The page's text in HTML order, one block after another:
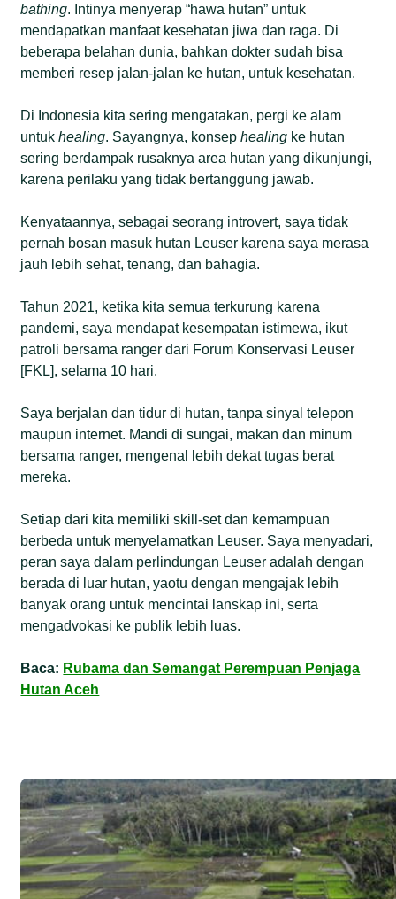
bathing. Intinya menyerap “hawa hutan” untuk
mendapatkan manfaat kesehatan jiwa dan raga. Di
beberapa belahan dunia, bahkan dokter sudah bisa
memberi resep jalan-jalan ke hutan, untuk kesehatan.
Di Indonesia kita sering mengatakan, pergi ke alam
untukhealing. Sayangnya, konsephealing ke hutan
sering berdampak rusaknya area hutan yang dikunjungi,
karena perilaku yang tidak bertanggung jawab.
Kenyataannya, sebagai seorang introvert, saya tidak
pernah bosan masuk hutan Leuser karena saya merasa
jauh lebih sehat, tenang, dan bahagia.
Tahun 2021, ketika kita semua terkurung karena
pandemi, saya mendapat kesempatan istimewa, ikut
patroli bersama ranger dari Forum Konservasi Leuser
[FKL], selama 10 hari.
Saya berjalan dan tidur di hutan, tanpa sinyal telepon
maupun internet. Mandi di sungai, makan dan minum
bersama ranger, mengenal lebih dekat tugas berat
mereka.
Setiap dari kita memiliki skill-set dan kemampuan
berbeda untuk menyelamatkan Leuser. Saya menyadari,
peran saya dalam perlindungan Leuser adalah dengan
berada di luar hutan, yaotu dengan mengajak lebih
banyak orang untuk mencintai lanskap ini, serta
mengadvokasi ke publik lebih luas.
Baca: Rubama dan Semangat Perempuan Penjaga
Hutan Aceh